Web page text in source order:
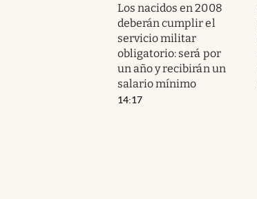
Los nacidos en 2008
deberán cumplir el
servicio militar
obligatorio: será por
un año y recibirán un
salario mínimo
14:17